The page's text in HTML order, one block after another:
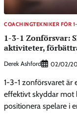
COACHINGTEKNIKER FÖR
1-3-1 Zonförsvar:
aktiviteter,
Derek Ashford 02/02/
1-3-1 zonförsvaret är
effektivt skyddar mot
positionera spelare i